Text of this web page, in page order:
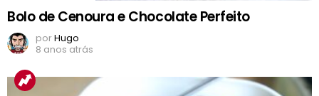
Bolo de Cenoura e Chocolate Perfeito
porHugo
8 anos atrás